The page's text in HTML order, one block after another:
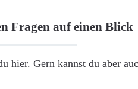
Fragen auf einen Blick
hier. Gern kannst du aber